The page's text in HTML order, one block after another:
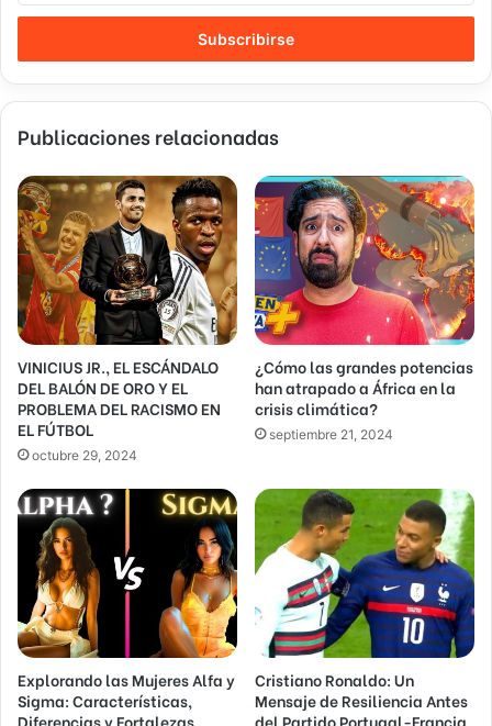
c
i
b
t
c
r
r
e
o
e
l
e
c
t
r
ó
i
Publicaciones relacionadas
VINICIUS JR., EL ESCÁNDALO
DEL BALÓN DE ORO Y EL
PROBLEMA DEL RACISMO EN
EL FÚTBOL
octubre 29, 2024
¿Cómo las grandes potencias
han atrapado a África en la
crisis climática?
septiembre 21, 2024
Explorando las Mujeres Alfa y
Sigma: Características,
Diferencias y Fortalezas
Cristiano Ronaldo: Un
Mensaje de Resiliencia Antes
del Partido Portugal-Francia